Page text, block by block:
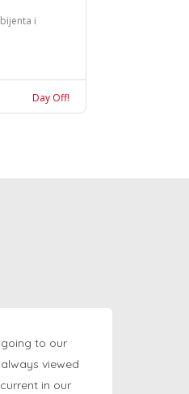
i
Day Off!
to our
viewed
in our